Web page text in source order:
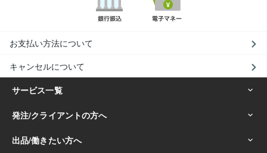
お支払い方法について
キャンセルについて